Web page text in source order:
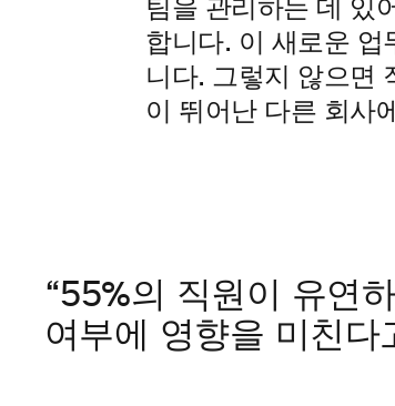
팀을 관리하는 데 있
합니다. 이 새로운 업
니다. 그렇지 않으면
이 뛰어난 다른 회사
“55%의 직원이 유연
여부에 영향을 미친다